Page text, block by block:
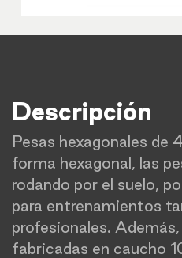
Descripción
Pesas hexagonales de
forma hexagonal, las
rodando por el suelo,
para entrenamientos
profesionales.
fabricadas en caucho